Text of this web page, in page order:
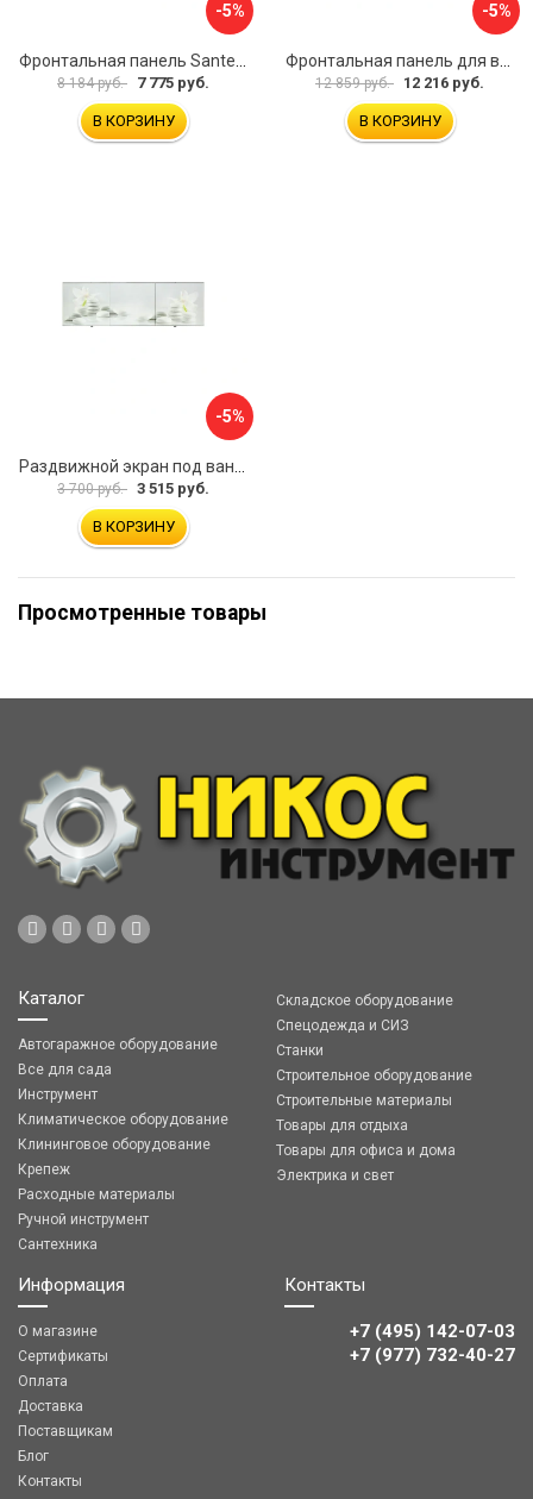
-5%
8 184 руб. 7 775 руб.
В КОРЗИНУ
-5%
12 859 руб. 12 216 руб.
В КОРЗИНУ
-5%
3 700 руб. 3 515 руб.
В КОРЗИНУ
Просмотренные товары
Каталог
Автогаражное оборудование
Все для сада
Инструмент
Климатическое оборудование
Клининговое оборудование
Крепеж
Расходные материалы
Ручной инструмент
Сантехника
Складское оборудование
Спецодежда и СИЗ
Станки
Строительное оборудование
Строительные материалы
Товары для отдыха
Товары для офиса и дома
Электрика и свет
Информация
О магазине
Сертификаты
Оплата
Доставка
Поставщикам
Блог
Контакты
Контакты
+7 (495) 142-07-03
‎‎+7 (977) 732-40-27